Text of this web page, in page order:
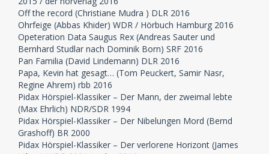
Off the record (Christiane Mudra ) DLR 2016
Ohrfeige (Abbas Khider) WDR / Hörbuch Hamburg 2016
Opeteration Data Saugus Rex (Andreas Sauter und
Bernhard Studlar nach Dominik Born) SRF 2016
Pan Familia (David Lindemann) DLR 2016
Papa, Kevin hat gesagt… (Tom Peuckert, Samir Nasr,
Regine Ahrem) rbb 2016
Pidax Hörspiel-Klassiker – Der Mann, der zweimal lebte
(Max Ehrlich) NDR/SDR 1994
Pidax Hörspiel-Klassiker – Der Nibelungen Mord (Bernd
Grashoff) BR 2000
Pidax Hörspiel-Klassiker – Der verlorene Horizont (James